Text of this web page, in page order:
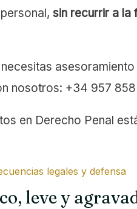
sin recurrir a la
asesoramiento
nosotros: +34 957
en Derecho Penal
legales y defensa
leve y